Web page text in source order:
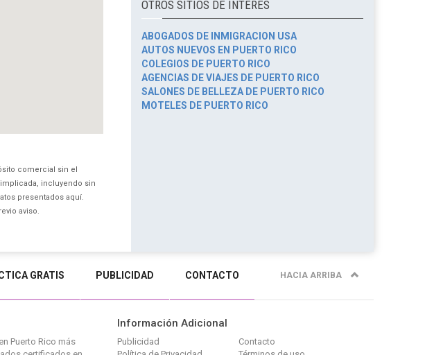
comercial sin el
incluyendo sin
presentados aquí.
aviso.
OTROS SITIOS DE INTERES
ABOGADOS DE INMIGRACION USA
AUTOS NUEVOS EN PUERTO RICO
COLEGIOS DE PUERTO RICO
AGENCIAS DE VIAJES DE PUERTO RICO
SALONES DE BELLEZA DE PUERTO RICO
MOTELES DE PUERTO RICO
GRATIS PUBLICIDAD CONTACTO HACIA ARRIBA
Puerto Rico más
Información Adicional
Publicidad
Contacto